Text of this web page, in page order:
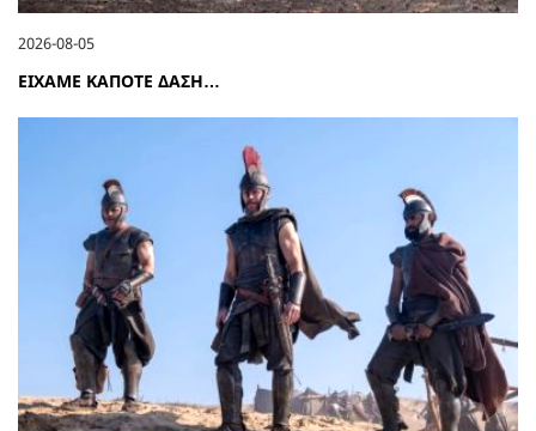
2026-08-05
ΕΙΧΑΜΕ ΚΑΠΟΤΕ ΔΑΣΗ…